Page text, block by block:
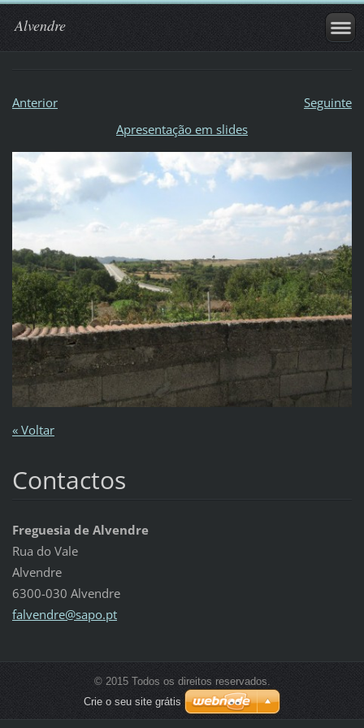
Alvendre
Anterior
Seguinte
Apresentação em slides
« Voltar
Contactos
Freguesia de Alvendre
Rua do Vale
Alvendre
6300-030 Alvendre
falvendre@sapo.pt
© 2015 Todos os direitos reservados.
Crie o seu site grátis